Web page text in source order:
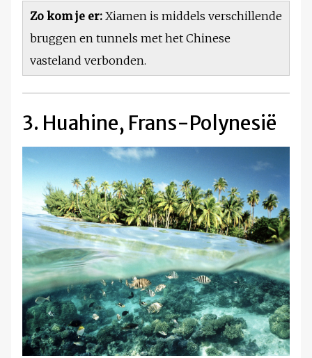
Zo kom je er: Xiamen is middels verschillende
bruggen en tunnels met het Chinese
vasteland verbonden.
3. Huahine, Frans-Polynesië